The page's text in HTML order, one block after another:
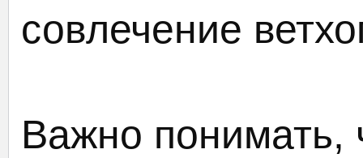
совлечение
Важно понимать,